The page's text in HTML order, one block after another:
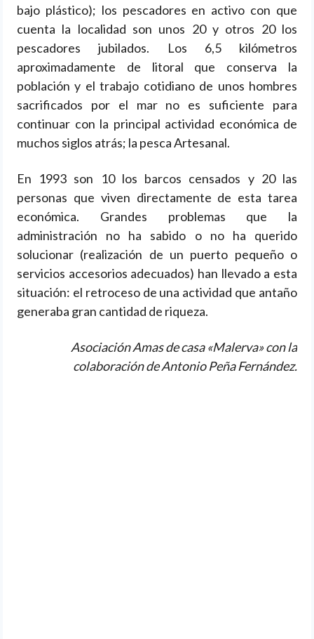
bajo plástico); los pescadores en activo con que
cuenta la localidad son unos 20 y otros 20 los
pescadores jubilados. Los 6,5 kilómetros
aproximadamente de litoral que conserva la
población y el trabajo cotidiano de unos hombres
sacrificados por el mar no es suficiente para
continuar con la principal actividad económica de
muchos siglos atrás; la pesca Artesanal.
En 1993 son 10 los barcos censados y 20 las
personas que viven directamente de esta tarea
económica. Grandes problemas que la
administración no ha sabido o no ha querido
solucionar (realización de un puerto pequeño o
servicios accesorios adecuados) han llevado a esta
situación: el retroceso de una actividad que antaño
generaba gran cantidad de riqueza.
Asociación Amas de casa «Malerva» con la
colaboración de Antonio Peña Fernández.